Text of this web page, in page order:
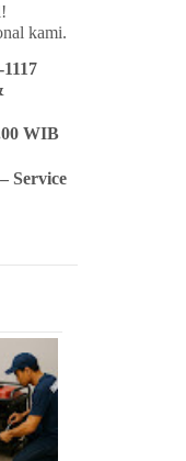
kami.
WIB
Service